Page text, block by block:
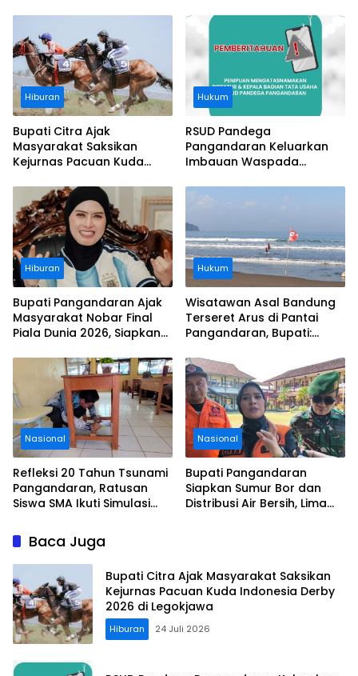
Hiburan
Bupati Citra Ajak
Masyarakat Saksikan
Kejurnas Pacuan Kuda
Legokjawa
Hukum
RSUD Pandega
Pangandaran Keluarkan
Imbauan Waspada
Hiburan
Bupati Pangandaran Ajak
Masyarakat Nobar Final
Piala Dunia 2026, Siapkan
Hukum
Wisatawan Asal Bandung
Terseret Arus di Pantai
Pangandaran, Bupati:
Aturan
Nasional
Refleksi 20 Tahun Tsunami
Pangandaran, Ratusan
Siswa SMA Ikuti Simulasi
Tsunami
Nasional
Bupati Pangandaran
Siapkan Sumur Bor dan
Distribusi Air Bersih, Lima
Baca Juga
Bupati Citra Ajak Masyarakat Saksikan
Kejurnas Pacuan Kuda Indonesia Derby
2026 di Legokjawa
Hiburan 24 Juli 2026